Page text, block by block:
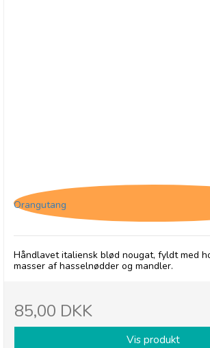
Orangutang
Håndlavet italiensk blød nougat, fyldt med
masser af hasselnødder og mandler.
85,00 DKK
Vis produkt